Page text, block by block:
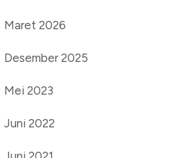
Maret 2026
Desember 2025
Mei 2023
Juni 2022